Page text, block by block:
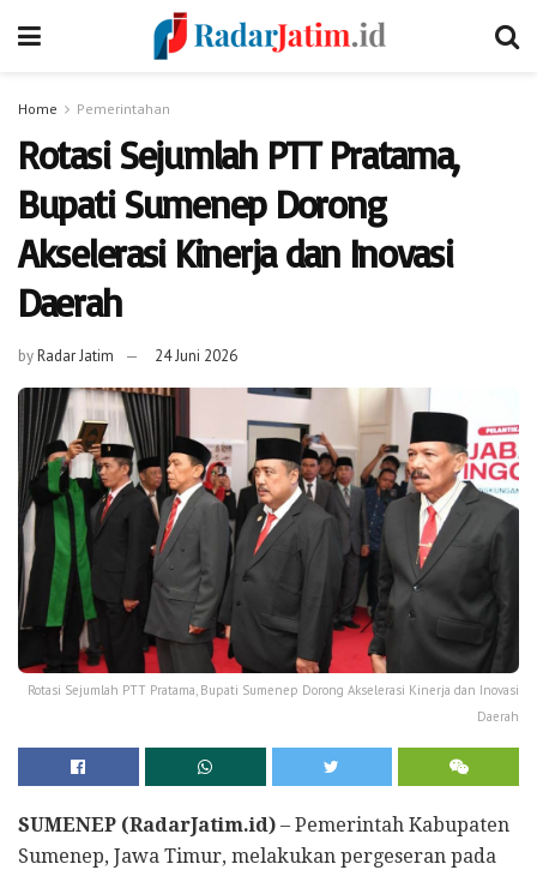
Home Pemerintahan
Rotasi Sejumlah PTT Pratama,
Bupati Sumenep Dorong
Akselerasi Kinerja dan Inovasi
Daerah
byRadar Jatim 24 Juni 2026
Rotasi Sejumlah PTT Pratama, Bupati Sumenep Dorong Akselerasi Kinerja dan Inovasi
Daerah
SUMENEP (RadarJatim.id) – Pemerintah Kabupaten
Sumenep, Jawa Timur, melakukan pergeseran pada